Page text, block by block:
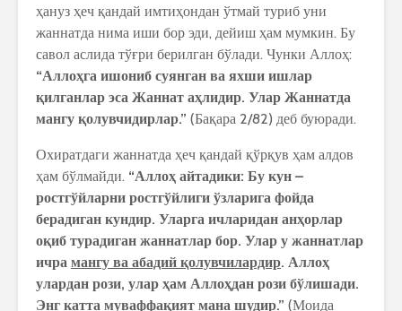
ҳануз ҳеч қандай имтиҳондан ўтмай туриб уни
жаннатда нима иши бор эди, дейиш ҳам мумкин. Бу
савол аслида тўғри берилган бўлади. Чунки Аллоҳ:
“Аллоҳга ишониб суянган ва яхши ишлар
қилганлар эса Жаннат аҳлидир. Улар Жаннатда
мангу қолувчидирлар.” (Бақара 2/82) деб буюради.
Охиратдаги жаннатда ҳеч қандай қўрқув ҳам алдов
ҳам бўлмайди. “Аллоҳ айтадики: Бу кун –
ростгўйларни ростгўйлиги ўзларига фойда
берадиган кундир. Уларга ичларидан анҳорлар
оқиб турадиган жаннатлар бор. Улар у жаннатлар
ичра мангу ва абадий қолувчилардир. Аллоҳ
улардан рози, улар ҳам Аллоҳдан рози бўлишади.
Энг катта муваффақият мана шудир.” (Моида